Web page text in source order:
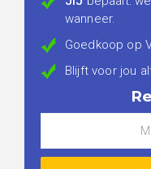
wanneer.
Goedkoop op
Blijft voor jou